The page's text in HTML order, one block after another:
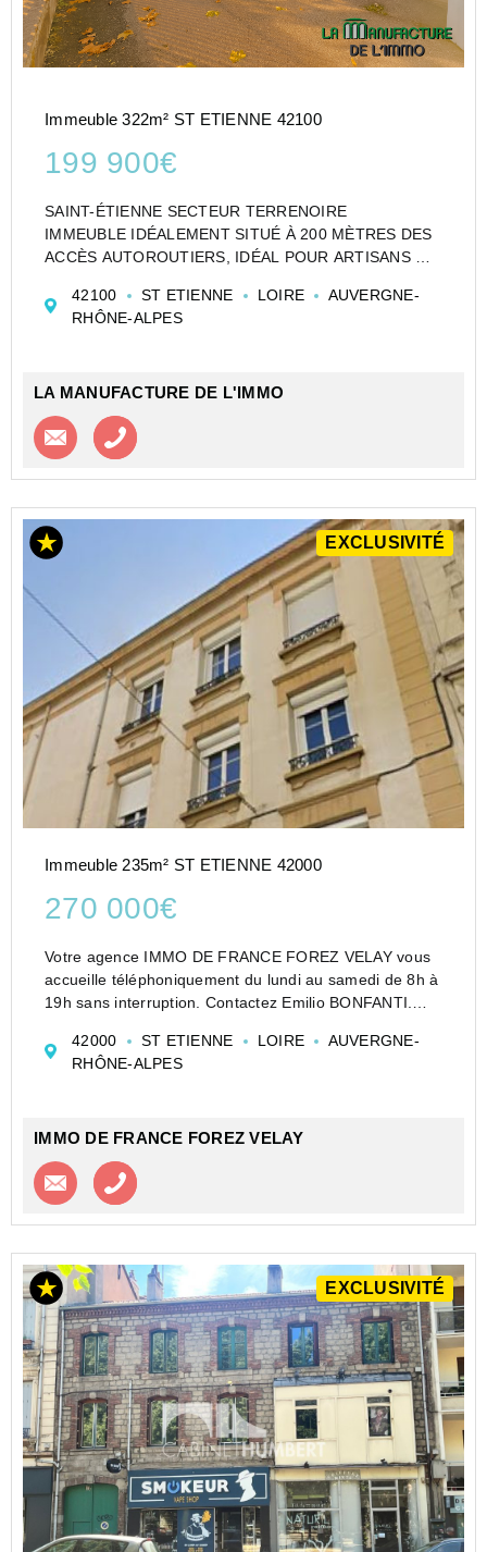
Immeuble 322m² ST ETIENNE 42100
199 900€
SAINT-ÉTIENNE SECTEUR TERRENOIRE
IMMEUBLE IDÉALEMENT SITUÉ À 200 MÈTRES DES
ACCÈS AUTOROUTIERS, IDÉAL POUR ARTISANS OU
IMMEUBLE COMPOSÉ DE 2 LOGEMENTS (possibilité
42100 ST ETIENNE LOIRE
AUVERGNE-
RHÔNE-ALPES
LA MANUFACTURE DE L'IMMO
Contacter l'agence
EXCLUSIVITÉ
Immeuble 235m² ST ETIENNE 42000
270 000€
Votre agence IMMO DE FRANCE FOREZ VELAY vous
accueille téléphoniquement du lundi au samedi de 8h à
19h sans interruption. Contactez Emilio BONFANTI.
emblématique de rapport situé idéalement à Saint-Ét...
42000 ST ETIENNE LOIRE
AUVERGNE-
RHÔNE-ALPES
IMMO DE FRANCE FOREZ VELAY
Contacter l'agence
EXCLUSIVITÉ